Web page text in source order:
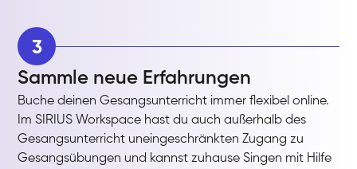
3
Sammle neue Erfahrungen
Buche deinen Gesangsunterricht immer flexibel online.
Im SIRIUS Workspace hast du auch außerhalb des
Gesangsunterricht uneingeschränkten Zugang zu
Gesangsübungen und kannst zuhause Singen mit Hilfe